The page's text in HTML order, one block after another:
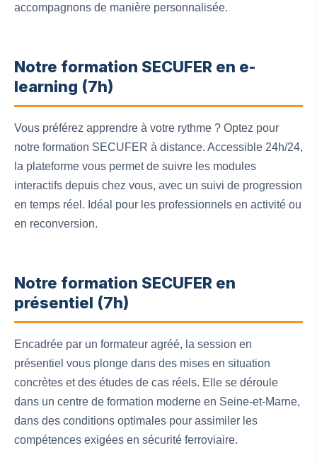
accompagnons de manière personnalisée.
Notre formation SECUFER en e-
learning (7h)
Vous préférez apprendre à votre rythme ? Optez pour
notre formation SECUFER à distance. Accessible 24h/24,
la plateforme vous permet de suivre les modules
interactifs depuis chez vous, avec un suivi de progression
en temps réel. Idéal pour les professionnels en activité ou
en reconversion.
Notre formation SECUFER en
présentiel (7h)
Encadrée par un formateur agréé, la session en
présentiel vous plonge dans des mises en situation
concrètes et des études de cas réels. Elle se déroule
dans un centre de formation moderne en Seine-et-Marne,
dans des conditions optimales pour assimiler les
compétences exigées en sécurité ferroviaire.